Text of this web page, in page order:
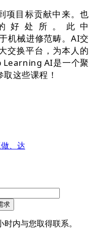
目标贡献中来。也
好处所。此中
机械进修范畴。AI交
交换平台，为本人的
Learning AI是一个聚
这些课程！
、达
内与您取得联系。